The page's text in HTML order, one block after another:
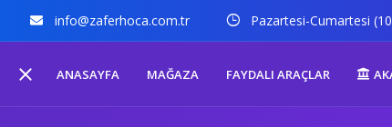
info@zaferhoca.com.tr Pazartesi-Cumartesi
ANASAYFA MAĞAZA FAYDALI ARAÇLAR